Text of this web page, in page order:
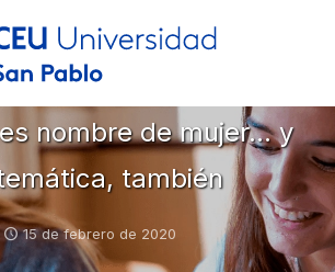
nombre de mujer… y
también
15 de febrero de 2020